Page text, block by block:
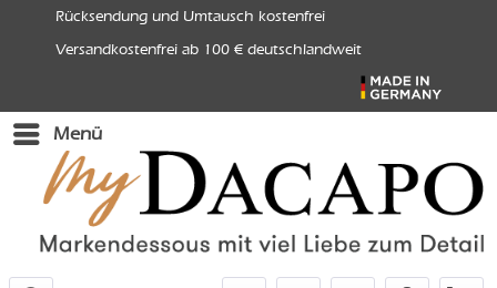
Rücksendung und Umtausch kostenfrei
Versandkostenfrei ab 100 € deutschlandweit
Menü